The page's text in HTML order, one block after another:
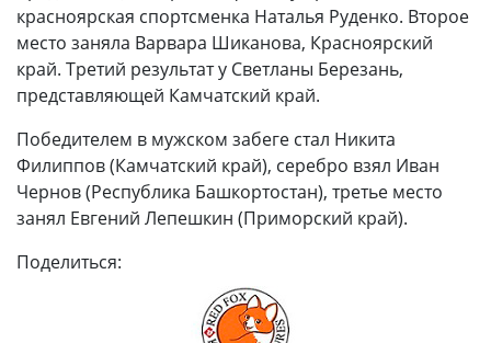
красноярская спортсменка Наталья Руденко. Второе
место заняла Варвара Шиканова, Красноярский
край. Третий результат у Светланы Березань,
представляющей Камчатский край.
Победителем в мужском забеге стал Никита
Филиппов (Камчатский край), серебро взял Иван
Чернов (Республика Башкортостан), третье место
занял Евгений Лепешкин (Приморский край).
Поделиться: